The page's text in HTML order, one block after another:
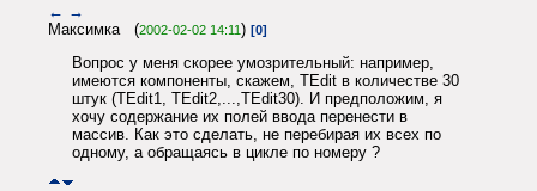
← →
Максимка (2002-02-02 14:11) [0]
Вопрос у меня скорее умозрительный: например,
имеются компоненты, скажем, TEdit в количестве 30
штук (TEdit1, TEdit2,...,TEdit30). И предположим, я
хочу содержание их полей ввода перенести в
массив. Как это сделать, не перебирая их всех по
одному, а обращаясь в цикле по номеру ?